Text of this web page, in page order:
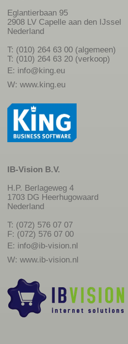
Eglantierbaan 95
2908 LV Capelle aan den IJssel
Nederland
T: (010) 264 63 00 (algemeen)
T: (010) 264 63 20 (verkoop)
E: info@king.eu
W: www.king.eu
IB-Vision B.V.
H.P. Berlageweg 4
1703 DG Heerhugowaard
Nederland
T: (072) 576 07 07
F: (072) 576 07 00
E: info@ib-vision.nl
W: www.ib-vision.nl